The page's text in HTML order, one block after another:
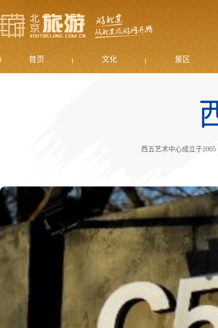
首页 文化 景区
西五艺术中心成立于